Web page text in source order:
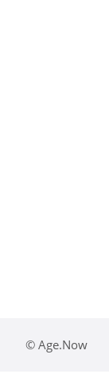
© Age.Now